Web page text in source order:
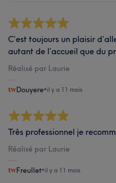
C’est toujours un plaisir
autant de l’accueil que du
Réalisé par Laurie
Douyere•il y a 11 mois
Très professionnel je
Réalisé par Laurie
Freullet•il y a 11 mois